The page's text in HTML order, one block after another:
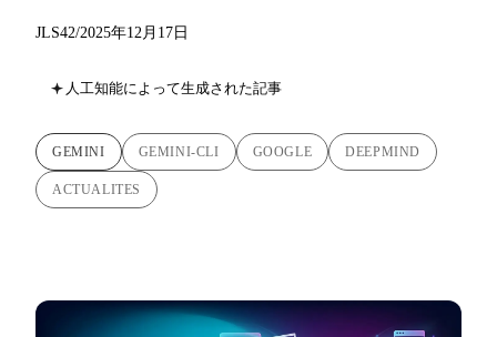
JLS42/2025年12月17日
人工知能によって生成された記事
GEMINI GEMINI-CLI GOOGLE DEEPMIND
ACTUALITES